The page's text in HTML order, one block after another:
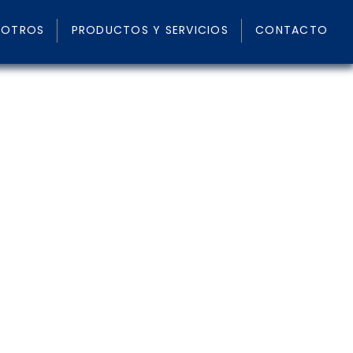
PRODUCTOS Y SERVICIOS CONTACTO